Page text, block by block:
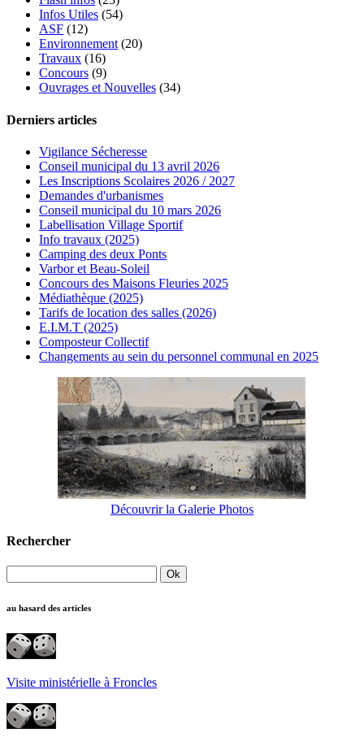
Infos Utiles (54)
ASF (12)
Environnement (20)
Travaux (16)
Concours (9)
Ouvrages et Nouvelles (34)
Derniers articles
Vigilance Sécheresse
Conseil municipal du 13 avril 2026
Les Inscriptions Scolaires 2026 / 2027
Demandes d'urbanismes
Conseil municipal du 10 mars 2026
Labellisation Village Sportif
Info travaux (2025)
Camping des deux Ponts
Varbor et Beau-Soleil
Concours des Maisons Fleuries 2025
Médiathèque (2025)
Tarifs de location des salles (2026)
E.I.M.T (2025)
Composteur Collectif
Changements au sein du personnel communal en 2025
Découvrir la Galerie Photos
Rechercher
au hasard des articles
Visite ministérielle à Froncles